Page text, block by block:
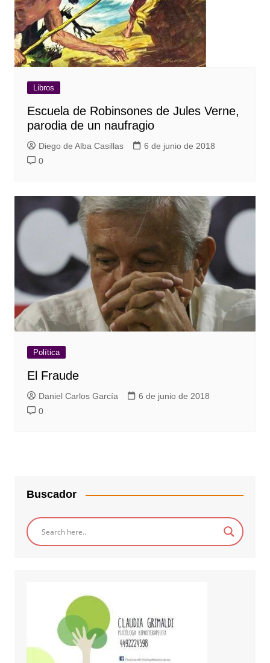
Libros
Escuela de Robinsones de Jules Verne,
parodia de un naufragio
Diego de Alba Casillas
6 de junio de 2018
0
Política
El Fraude
Daniel Carlos García
6 de junio de 2018
0
Buscador